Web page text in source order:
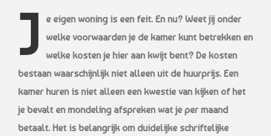
J
e eigen woning is een feit. En nu? Weet jij onder
welke voorwaarden je de kamer kunt betrekken en
welke kosten je hier aan kwijt bent? De kosten
bestaan waarschijnlijk niet alleen uit de huurprijs. Een
kamer huren is niet alleen een kwestie van kijken of het
je bevalt en mondeling afspreken wat je per maand
betaalt. Het is belangrijk om duidelijke schriftelijke